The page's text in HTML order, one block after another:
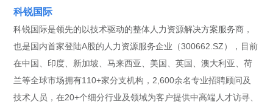
科锐国际
科锐国际是领先的以技术驱动的整体人力资源解决方案服务商，
也是国内首家登陆A股的人力资源服务企业（300662.SZ），目前
在中国、印度、新加坡、马来西亚、美国、英国、澳大利亚、荷
兰等全球市场拥有110+家分支机构，2,600余名专业招聘顾问及
技术人员，在20+个细分行业及领域为客户提供中高端人才访寻、